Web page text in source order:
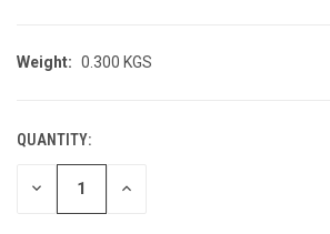
Weight: 0.300 KGS
CURRENT
STOCK:
QUANTITY:
DECREASE INCREASE